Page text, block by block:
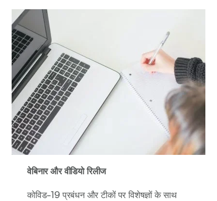
वेबिनार और वीडियो रिलीज
कोविड-19 प्रबंधन और टीकों पर विशेषज्ञों के साथ